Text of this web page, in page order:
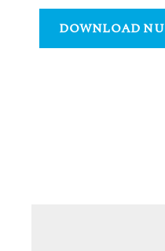
DOWNLOAD NU